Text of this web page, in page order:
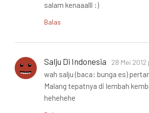
salam kenaaalll :)
Balas
Salju Di Indonesia 28 Mei 2012
wah salju (baca: bunga es)
Malang tepatnya di lembah
hehehehe